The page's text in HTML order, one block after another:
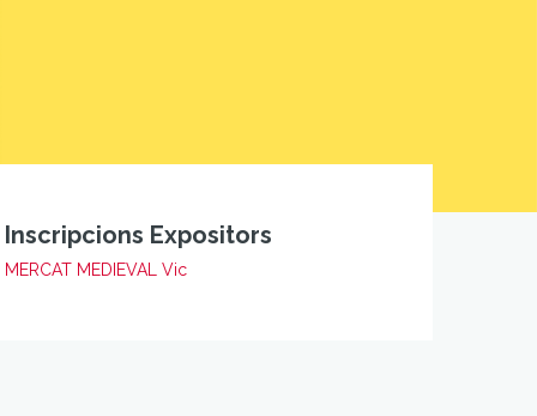
Inscripcions Expositors
MERCAT MEDIEVAL Vic